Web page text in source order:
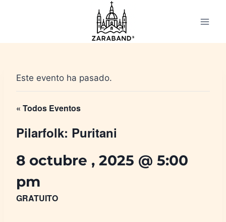
Este evento ha pasado.
« Todos Eventos
Pilarfolk: Puritani
8 octubre , 2025 @ 5:00
pm
GRATUITO